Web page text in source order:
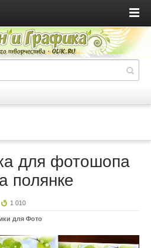
для фотошопа
полянке
1 010
для Фото